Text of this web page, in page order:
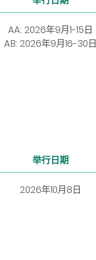
AA: 2026年9月1-15日
AB: 2026年9月16-30日
举行日期
2026年10月8日